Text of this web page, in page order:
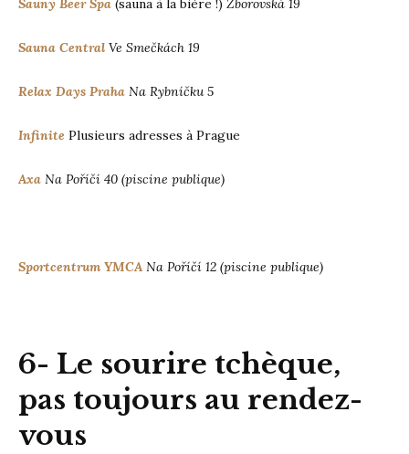
Sauny Beer Spa (sauna à la bière !) Zborovská 19
Sauna Central Ve Smečkách 19
Relax Days Praha Na Rybníčku 5
Infinite Plusieurs adresses à Prague
Axa Na Poříčí 40 (piscine publique)
Sportcentrum YMCA Na Poříčí 12 (piscine publique)
6- Le sourire tchèque,
pas toujours au rendez-
vous